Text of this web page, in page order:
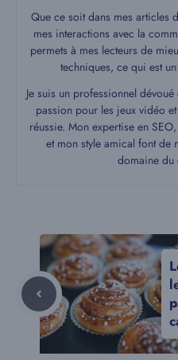
Que ce soit dans mes articles
mes interactions avec la
permets à mes lecteurs de
techniques, ce qui est
Je suis un professionnel
passion pour les jeux vidéo
réussie. Mon expertise en
et mon style amical font de
domaine du